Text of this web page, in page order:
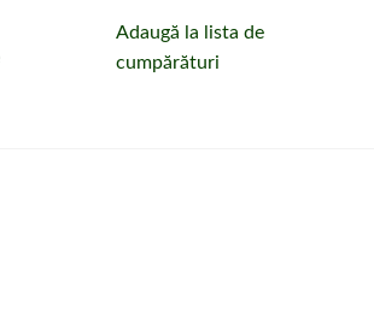
Adaugă la lista de
cumpărături